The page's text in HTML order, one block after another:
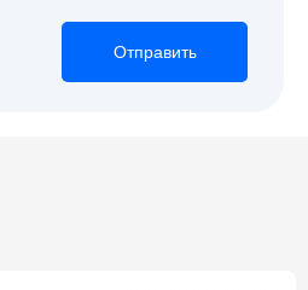
Отправить
Отправить
Отправить